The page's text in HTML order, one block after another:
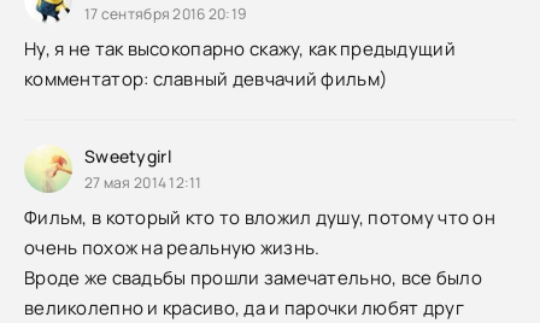
17 сентября 2016 20:19
Ну, я не так высокопарно скажу, как предыдущий
комментатор: славный девчачий фильм)
Sweetygirl
27 мая 2014 12:11
Фильм, в который кто то вложил душу, потому что он
очень похож на реальную жизнь.
Вроде же свадьбы прошли замечательно, все было
великолепно и красиво, да и парочки любят друг